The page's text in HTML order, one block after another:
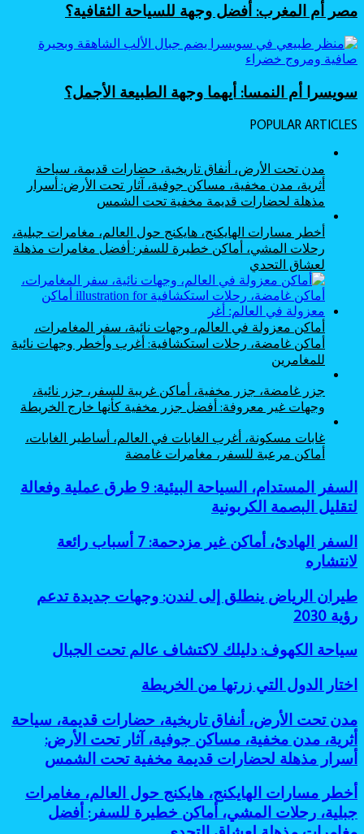
مصر أم المغرب: أفضل وجهة للسياحة الثقافية؟
سويسرا أم النمسا: أيهما وجهة الطبيعة الأجمل؟
POPULAR ARTICLES
مدن تحت الأرض، أنفاق تاريخية، حضارات قديمة، سياحة
أثرية، مدن مخفية، مساكن جوفية، آثار تحت الأرض: أسرار
مذهلة لحضارات قديمة مخفية تحت الشمس
أخطر مسارات الهايكنج، هايكنج حول العالم، مغامرات جبلية،
رحلات المشي، أماكن خطيرة للسفر: أفضل مغامرات مذهلة
لعشاق التحدي
أماكن معزولة في العالم، وجهات نائية، سفر المغامرات،
أماكن غامضة، رحلات استكشافية: أغرب وأخطر وجهات نائية
للمغامرين
جزر غامضة، جزر مخفية، أماكن غريبة للسفر، جزر نائية،
وجهات غير معروفة: أفضل جزر مخفية كأنها خارج الخريطة
غابات مسكونة، أغرب الغابات في العالم، أساطير الغابات،
أماكن مرعبة للسفر، مغامرات غامضة
السفر
المستدام،
السياحة
9
طرق
وفعالة
لتقليل
البصمة
السفر المستدام، السياحة البيئية: 9 طرق عملية وفعالة
لتقليل البصمة الكربونية
السفر
الهادئ،
أماكن
مزدحمة:
7
رائعة
لانتشاره
السفر الهادئ، أماكن غير مزدحمة: 7 أسباب رائعة
لانتشاره
طيران
الرياض
ينطلق
لندن:
جديدة
رؤية
2030
طيران الرياض ينطلق إلى لندن: وجهات جديدة تدعم
رؤية 2030
سياحة
الكهوف:
دليلك
لاكتشاف
تحت
الجبال
سياحة الكهوف: دليلك لاكتشاف عالم تحت الجبال
اختار
الدول
زرتها
من
الخريطة
اختار الدول التي زرتها من الخريطة
مدن
تحت
الأرض،
أنفاق
تاريخية،
حضارات
قديمة،
سياحة
مدن تحت الأرض، أنفاق تاريخية، حضارات قديمة، سياحة
أثرية، مدن مخفية، مساكن جوفية، آثار تحت الأرض:
أسرار مذهلة لحضارات قديمة مخفية تحت الشمس
أخطر
مسارات
الهايكنج،
أخطر مسارات الهايكنج، هايكنج حول العالم، مغامرات
جبلية، رحلات المشي، أماكن خطيرة للسفر: أفضل